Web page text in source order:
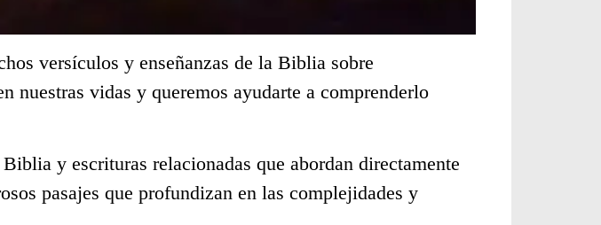
versículos y enseñanzas de la Biblia sobre
nuestras vidas y queremos ayudarte a comprenderlo
y escrituras relacionadas que abordan directamente
pasajes que profundizan en las complejidades y